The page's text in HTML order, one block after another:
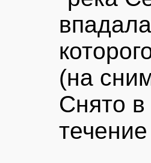
(на
Снято в